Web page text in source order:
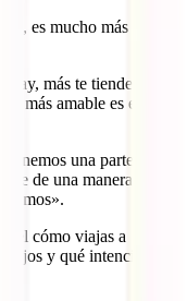
es mucho más que
más te tienden la
más amable es el
una parte tribal
de una manera muy
el cómo viajas a
ojos y qué intenciones